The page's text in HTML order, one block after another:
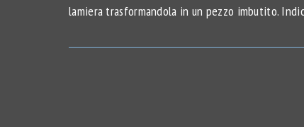
lamiera trasformandola in un pezzo imbutito.